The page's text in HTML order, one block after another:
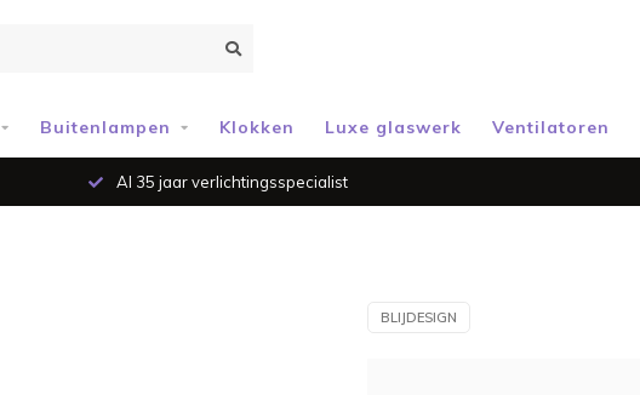
Buitenlampen Klokken Luxe glaswerk Ventilatoren
Al 35 jaar verlichtingsspecialist
BLIJDESIGN